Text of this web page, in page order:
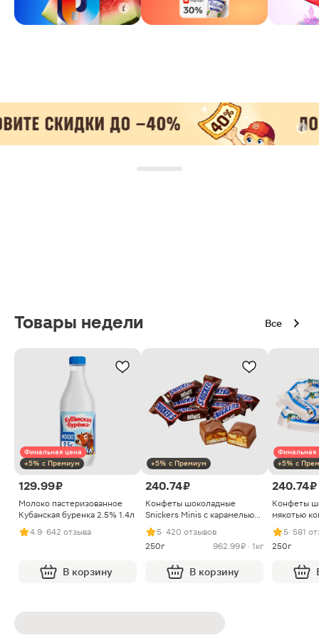
Товары недели Все
Финальная цена
+5% с Премиум
129.99 ₽
Молоко пастеризованное
Кубанская буренка 2.5% 1.4л
4.9· 642 отзыва
В корзину
+5% с Премиум
240.74 ₽
Конфеты шоколадные
Snickers Minis с карамелью
арахисом и нугой
5· 420 отзывов
250г
962.99 ₽ · 1кг
В корзину
Финальная
+5% с
240.74 ₽
Конфеты
мякотью
5· 581
250г